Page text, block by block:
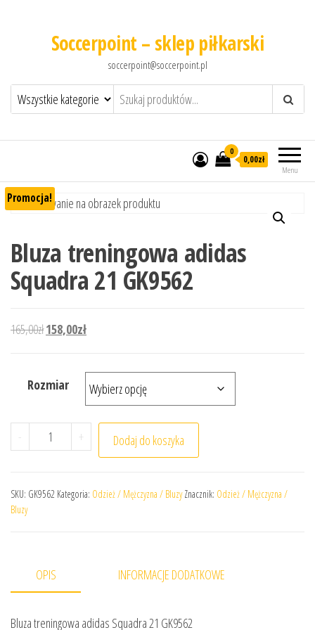
Soccerpoint – sklep piłkarski
soccerpoint@soccerpoint.pl
Menu
0
0,00zł
Promocja!
Bluza treningowa adidas
Squadra 21 GK9562
165,00złPierwotna cena wynosiła: 165,00zł.
158,00złAktualna cena wynosi: 158,00zł.
Rozmiar
- ilość Bluza treningowa adidas Squadra 21 GK9562
+ Dodaj do koszyka
SKU: GK9562 Kategoria: Odzież / Mężczyzna / Bluzy Znacznik: Odzież / Mężczyzna /
Bluzy
OPIS INFORMACJE DODATKOWE
Bluza treningowa adidas Squadra 21 GK9562